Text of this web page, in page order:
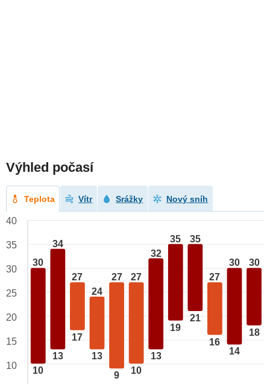
Výhled počasí
Teplota Vítr Srážky Nový sníh
30
10
34
13
27
17
24
13
27
9
27
10
32
13
35
19
35
21
27
16
30
14
30
18
40
35
30
25
20
15
10